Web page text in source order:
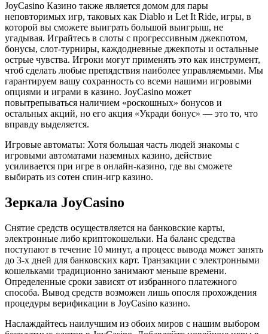
JoyCasino Казино также является домом для пары
неповторимых игр, таковых как Diablo и Let It Ride, игры, в
которой вы сможете выиграть большой выигрыш, не
угадывая. Играйтесь в слоты с прогрессивным джекпотом,
бонусы, слот-турниры, каждодневные джекпоты и остальные
острые чувства. Игроки могут применять это как инструмент,
чтоб сделать любые препядствия наиболее управляемыми. Мы
гарантируем вашу сохранность со всеми нашими игровыми
опциями и играми в казино. JoyCasino может
повытрепываться наличием «роскошных» бонусов и
остальных акций, но его акция «Укради бонус» — это то, что
вправду выделяется.
Игровые автоматы: Хотя большая часть людей знакомы с
игровыми автоматами наземных казино, действие
усиливается при игре в онлайн-казино, где вы сможете
выбирать из сотен спин-игр казино.
Зеркала JoyCasino
Снятие средств осуществляется на банковские карты,
электронные либо криптокошельки. На баланс средства
поступают в течение 10 минут, а процесс вывода может занять
до 3-х дней для банковских карт. Транзакции с электронными
кошельками традиционно занимают меньше времени.
Определенные сроки зависят от избранного платежного
способа. Вывод средств возможен лишь опосля прохождения
процедуры верификации в JoyCasino казино.
Наслаждайтесь наилучшим из обоих миров с нашим выбором